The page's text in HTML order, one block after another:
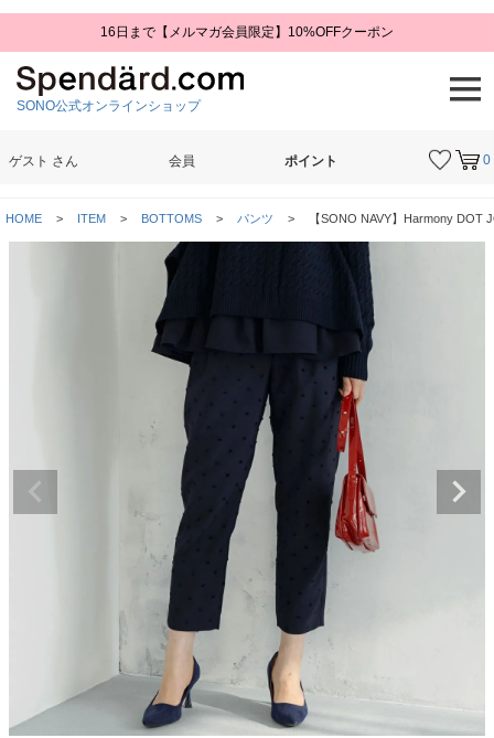
16日まで【メルマガ会員限定】10%OFFクーポン
SONO公式オンラインショップ
0
ゲスト さん 会員 ポイント
HOME ITEM BOTTOMS パンツ 【SONO NAVY】Harmony DOT